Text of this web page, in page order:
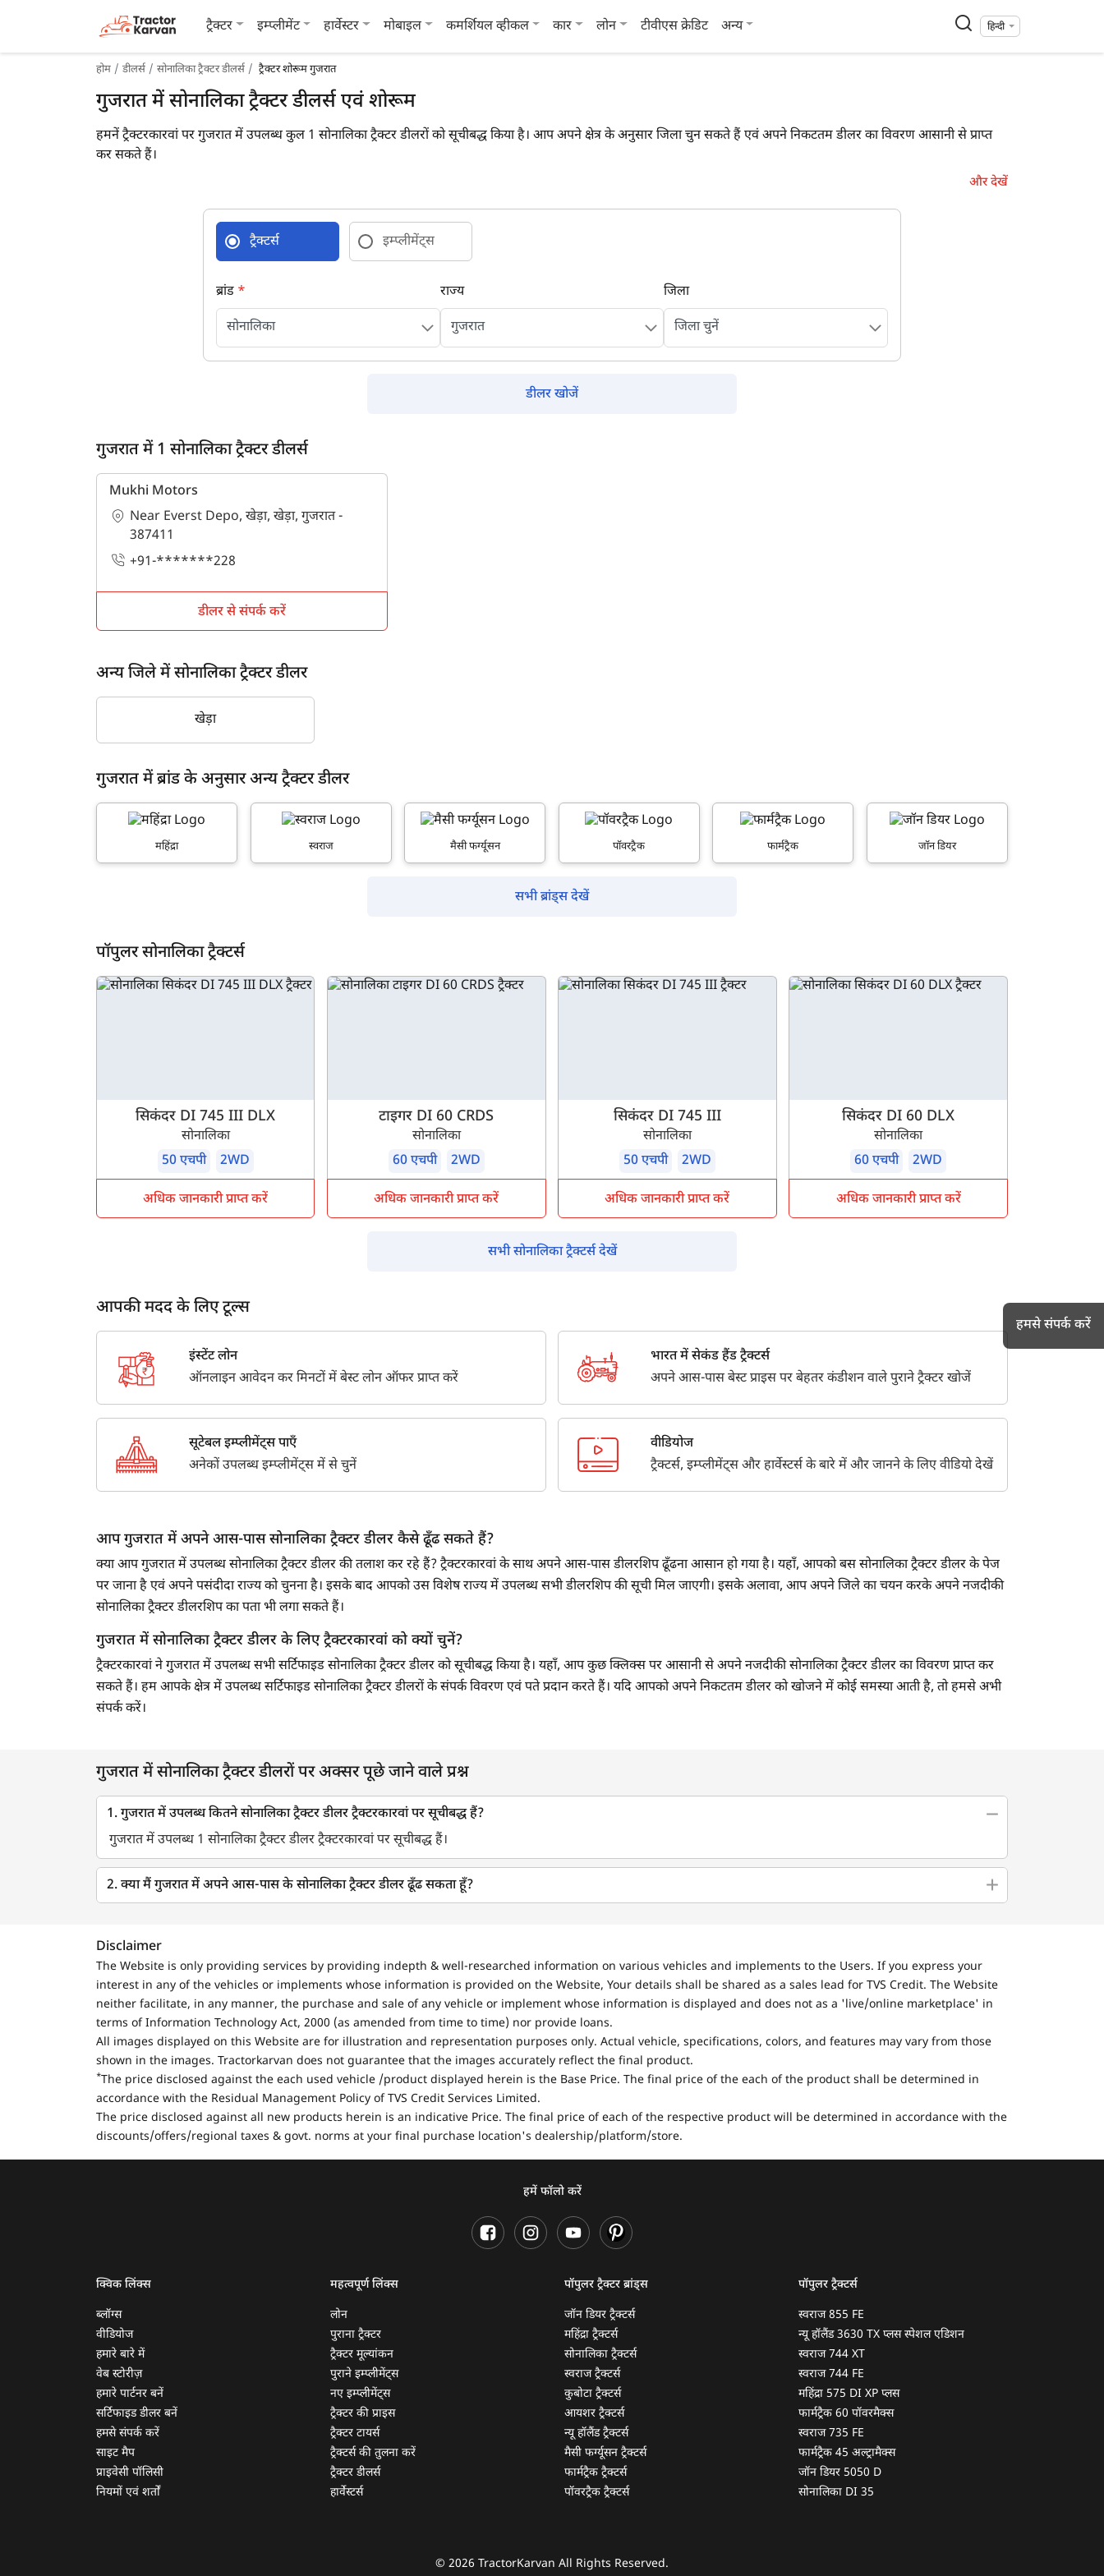
ट्रैक्टर इम्प्लीमेंट हार्वेस्टर मोबाइल कमर्शियल व्हीकल कार लोन टीवीएस क्रेडिट अन्य हिन्दी
होम डीलर्स सोनालिका ट्रैक्टर डीलर्स ट्रैक्टर शोरूम गुजरात
गुजरात में सोनालिका ट्रैक्टर डीलर्स एवं शोरूम
हमनें ट्रैक्टरकारवां पर गुजरात में उपलब्ध कुल 1 सोनालिका ट्रैक्टर डीलरों को सूचीबद्ध किया है। आप अपने क्षेत्र के अनुसार जिला चुन सकते हैं एवं अपने निकटतम डीलर का विवरण आसानी से प्राप्त
कर सकते हैं।
और देखें
ट्रैक्टर्स इम्प्लीमेंट्स
ब्रांड * राज्य जिला
डीलर खोजें
गुजरात में 1 सोनालिका ट्रैक्टर डीलर्स
Mukhi Motors
Near Everst Depo, खेड़ा, खेड़ा, गुजरात -
387411
+91-*******228
डीलर से संपर्क करें
अन्य जिले में सोनालिका ट्रैक्टर डीलर
खेड़ा
गुजरात में ब्रांड के अनुसार अन्य ट्रैक्टर डीलर
महिंद्रा स्वराज मैसी फर्ग्यूसन पॉवरट्रैक फार्मट्रैक जॉन डियर
सभी ब्रांड्स देखें
पॉपुलर सोनालिका ट्रैक्टर्स
सिकंदर DI 745 III DLX
सोनालिका
50 एचपी
2WD
अधिक जानकारी प्राप्त करें
टाइगर DI 60 CRDS
सोनालिका
60 एचपी
2WD
अधिक जानकारी प्राप्त करें
सिकंदर DI 745 III
सोनालिका
50 एचपी
2WD
अधिक जानकारी प्राप्त करें
सिकंदर DI 60 DLX
सोनालिका
60 एचपी
2WD
अधिक जानकारी प्राप्त करें
सभी सोनालिका ट्रैक्टर्स देखें
आपकी मदद के लिए टूल्स
इंस्टेंट लोन
ऑनलाइन आवेदन कर मिनटों में बेस्ट लोन ऑफर प्राप्त करें
भारत में सेकंड हैंड ट्रैक्टर्स
अपने आस-पास बेस्ट प्राइस पर बेहतर कंडीशन वाले पुराने ट्रैक्टर खोजें
सूटेबल इम्प्लीमेंट्स पाएँ
अनेकों उपलब्ध इम्प्लीमेंट्स में से चुनें
वीडियोज
ट्रैक्टर्स, इम्प्लीमेंट्स और हार्वेस्टर्स के बारे में और जानने के लिए वीडियो देखें
आप गुजरात में अपने आस-पास सोनालिका ट्रैक्टर डीलर कैसे ढूँढ सकते हैं?
क्या आप गुजरात में उपलब्ध सोनालिका ट्रैक्टर डीलर की तलाश कर रहे हैं? ट्रैक्टरकारवां के साथ अपने आस-पास डीलरशिप ढूँढना आसान हो गया है। यहाँ, आपको बस सोनालिका ट्रैक्टर डीलर के पेज
पर जाना है एवं अपने पसंदीदा राज्य को चुनना है। इसके बाद आपको उस विशेष राज्य में उपलब्ध सभी डीलरशिप की सूची मिल जाएगी। इसके अलावा, आप अपने जिले का चयन करके अपने नजदीकी
सोनालिका ट्रैक्टर डीलरशिप का पता भी लगा सकते हैं।
गुजरात में सोनालिका ट्रैक्टर डीलर के लिए ट्रैक्टरकारवां को क्यों चुनें?
ट्रैक्टरकारवां ने गुजरात में उपलब्ध सभी सर्टिफाइड सोनालिका ट्रैक्टर डीलर को सूचीबद्ध किया है। यहाँ, आप कुछ क्लिक्स पर आसानी से अपने नजदीकी सोनालिका ट्रैक्टर डीलर का विवरण प्राप्त कर
सकते हैं। हम आपके क्षेत्र में उपलब्ध सर्टिफाइड सोनालिका ट्रैक्टर डीलरों के संपर्क विवरण एवं पते प्रदान करते हैं। यदि आपको अपने निकटतम डीलर को खोजने में कोई समस्या आती है, तो हमसे अभी
संपर्क करें।
गुजरात में सोनालिका ट्रैक्टर डीलरों पर अक्सर पूछे जाने वाले प्रश्न
1. गुजरात में उपलब्ध कितने सोनालिका ट्रैक्टर डीलर ट्रैक्टरकारवां पर सूचीबद्ध हैं?
गुजरात में उपलब्ध 1 सोनालिका ट्रैक्टर डीलर ट्रैक्टरकारवां पर सूचीबद्ध हैं।
2. क्या मैं गुजरात में अपने आस-पास के सोनालिका ट्रैक्टर डीलर ढूँढ सकता हूँ?
Disclaimer
The Website is only providing services by providing indepth & well-researched information on various vehicles and implements to the Users. If you express your
interest in any of the vehicles or implements whose information is provided on the Website, Your details shall be shared as a sales lead for TVS Credit. The Website
neither facilitate, in any manner, the purchase and sale of any vehicle or implement whose information is displayed and does not as a 'live/online marketplace' in
terms of Information Technology Act, 2000 (as amended from time to time) nor provide loans.
All images displayed on this Website are for illustration and representation purposes only. Actual vehicle, specifications, colors, and features may vary from those
shown in the images. Tractorkarvan does not guarantee that the images accurately reflect the final product.
*The price disclosed against the each used vehicle /product displayed herein is the Base Price. The final price of the each of the product shall be determined in
accordance with the Residual Management Policy of TVS Credit Services Limited.
The price disclosed against all new products herein is an indicative Price. The final price of each of the respective product will be determined in accordance with the
discounts/offers/regional taxes & govt. norms at your final purchase location's dealership/platform/store.
हमें फॉलो करें
क्विक लिंक्स
ब्लॉग्स
वीडियोज
हमारे बारे में
वेब स्टोरीज़
हमारे पार्टनर बनें
सर्टिफाइड डीलर बनें
हमसे संपर्क करें
साइट मैप
प्राइवेसी पॉलिसी
नियमों एवं शर्तों
महत्वपूर्ण लिंक्स
लोन
पुराना ट्रैक्टर
ट्रैक्टर मूल्यांकन
पुराने इम्प्लीमेंट्स
नए इम्प्लीमेंट्स
ट्रैक्टर की प्राइस
ट्रैक्टर टायर्स
ट्रैक्टर्स की तुलना करें
ट्रैक्टर डीलर्स
हार्वेस्टर्स
पॉपुलर ट्रैक्टर ब्रांड्स
जॉन डियर ट्रैक्टर्स
महिंद्रा ट्रैक्टर्स
सोनालिका ट्रैक्टर्स
स्वराज ट्रैक्टर्स
कुबोटा ट्रैक्टर्स
आयशर ट्रैक्टर्स
न्यू हॉलैंड ट्रैक्टर्स
मैसी फर्ग्यूसन ट्रैक्टर्स
फार्मट्रैक ट्रैक्टर्स
पॉवरट्रैक ट्रैक्टर्स
पॉपुलर ट्रैक्टर्स
स्वराज 855 FE
न्यू हॉलैंड 3630 TX प्लस स्पेशल एडिशन
स्वराज 744 XT
स्वराज 744 FE
महिंद्रा 575 DI XP प्लस
फार्मट्रैक 60 पॉवरमैक्स
स्वराज 735 FE
फार्मट्रैक 45 अल्ट्रामैक्स
जॉन डियर 5050 D
सोनालिका DI 35
© 2026 TractorKarvan All Rights Reserved.
हमसे संपर्क करें
पूछताछ के लिए*
अपना पूरा नाम दर्ज करें
मोबाइल नंबर दर्ज करें* ओटीपी भेजें
By registering here, I agree to TVS Credit Services Terms & Conditions and
I authorize TVS Credit Services to share my Personal Data with
क्या आप बिना फॉर्म भरे जाना चाहते हैं?
आपकी जानकारी हमारे पास सुरक्षित है।